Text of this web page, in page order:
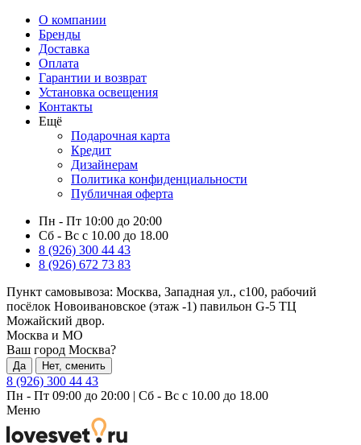
О компании
Бренды
Доставка
Оплата
Гарантии и возврат
Установка освещения
Контакты
Ещё
Подарочная карта
Кредит
Дизайнерам
Политика конфиденциальности
Публичная оферта
Пн - Пт 10:00 до 20:00
Сб - Вс с 10.00 до 18.00
8 (926) 300 44 43
8 (926) 672 73 83
Пункт самовывоза: Москва, Западная ул., с100, рабочий
посёлок Новоивановское (этаж -1) павильон G-5 ТЦ
Можайский двор.
Москва и МО
Ваш город Москва?
Да Нет, сменить
8 (926) 300 44 43
Пн - Пт 09:00 до 20:00 | Сб - Вс с 10.00 до 18.00
Меню